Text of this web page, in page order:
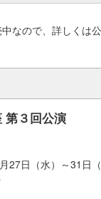
なので、詳しくは
第３回公演
27日（水）～31日（